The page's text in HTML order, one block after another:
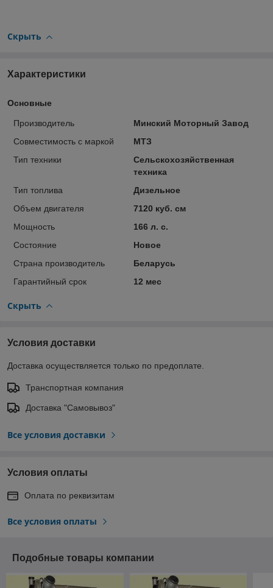
Скрыть
Характеристики
Основные
Производитель
Минский Моторный Завод
Совместимость с маркой
МТЗ
Тип техники
Сельскохозяйственная
техника
Тип топлива
Дизельное
Объем двигателя
7120 куб. см
Мощность
166 л. с.
Состояние
Новое
Страна производитель
Беларусь
Гарантийный срок
12 мес
Скрыть
Условия доставки
Доставка осуществляется только по предоплате.
Транспортная компания
Доставка "Самовывоз"
Все условия доставки
Условия оплаты
Оплата по реквизитам
Все условия оплаты
Подобные товары компании